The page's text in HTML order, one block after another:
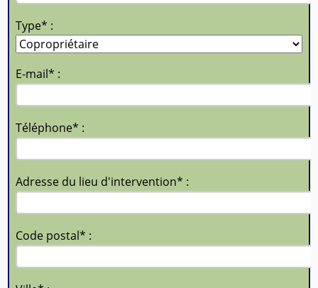
Type* :
E-mail* :
Téléphone* :
Adresse du lieu d'intervention* :
Code postal* :